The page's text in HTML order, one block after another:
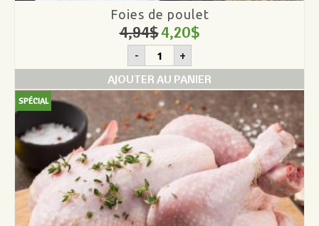
Foies de poulet
4,94$4,20$
- quantité
de
Foies
de
poulet
+
AJOUTER AU PANIER
SPÉCIAL